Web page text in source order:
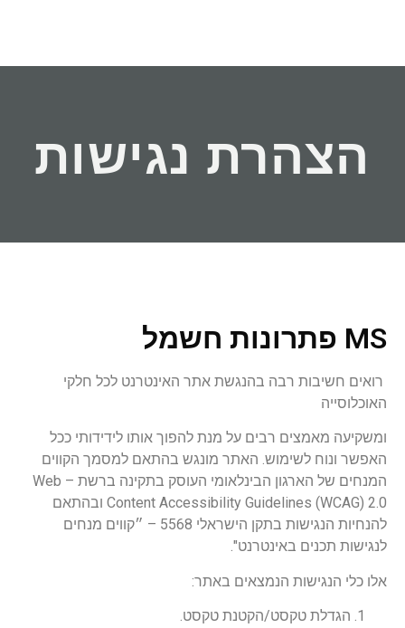
הצהרת נגישות
MS פתרונות חשמל
רואים חשיבות רבה בהנגשת אתר האינטרנט לכל חלקי
האוכלוסייה
ומשקיעה מאמצים רבים על מנת להפוך אותו לידידותי ככל
האפשר ונוח לשימוש. האתר מונגש בהתאם למסמך הקווים
המנחים של הארגון הבינלאומי העוסק בתקינה ברשת – Web
Content Accessibility Guidelines (WCAG) 2.0 ובהתאם
להנחיות הנגישות בתקן הישראלי 5568 – ״קווים מנחים
לנגישות תכנים באינטרנט".
אלו כלי הנגישות הנמצאים באתר:
הגדלת טקסט/הקטנת טקסט.